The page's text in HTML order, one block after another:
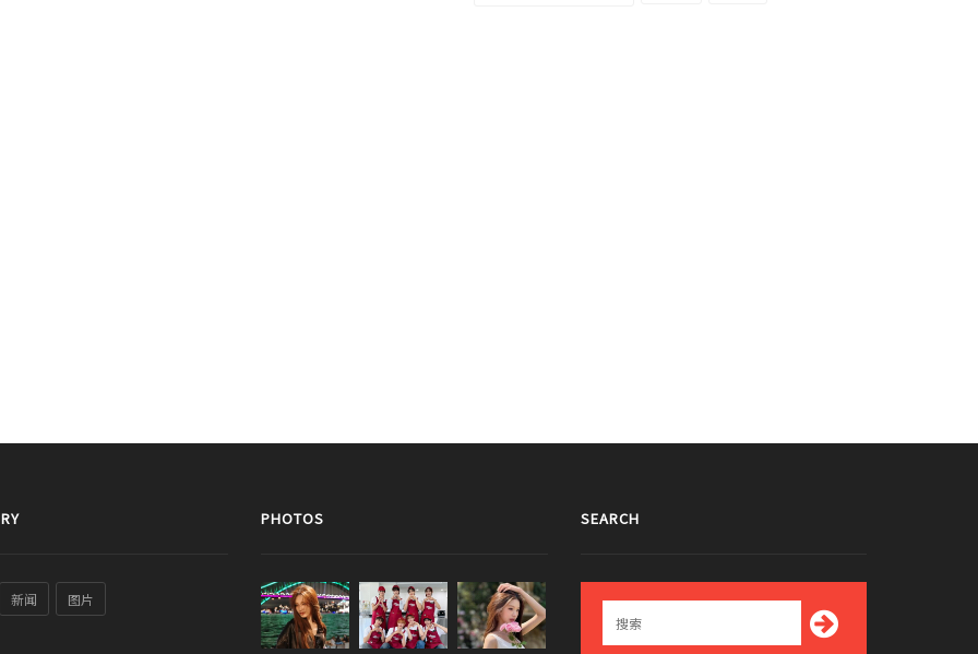
新闻 图片
PHOTOS SEARCH